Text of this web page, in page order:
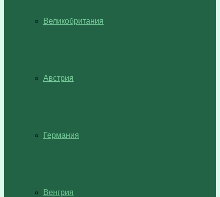
Великобритания
Австрия
Германия
Венгрия